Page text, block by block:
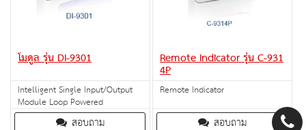
โมดูล รุ่น DI-9301
Intelligent Single Input/Output
Module Loop Powered
สอบถาม
Remote Indicator รุ่น C-931
4P
Remote Indicator
สอบถาม